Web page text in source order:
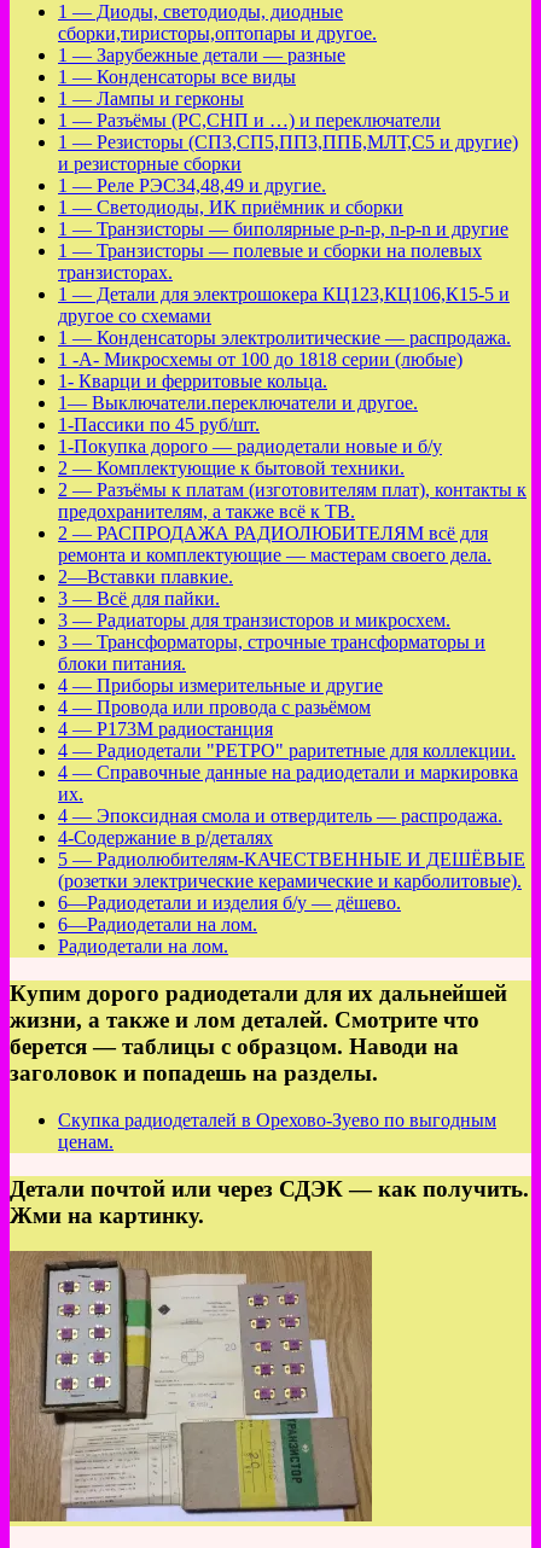
1 — Диоды, светодиоды, диодные
сборки,тиристоры,оптопары и другое.
1 — Зарубежные детали — разные
1 — Конденсаторы все виды
1 — Лампы и герконы
1 — Разъёмы (РС,СНП и …) и переключатели
1 — Резисторы (СП3,СП5,ПП3,ППБ,МЛТ,С5 и другие)
и резисторные сборки
1 — Реле РЭС34,48,49 и другие.
1 — Светодиоды, ИК приёмник и сборки
1 — Транзисторы — биполярные p-n-p, n-p-n и другие
1 — Транзисторы — полевые и сборки на полевых
транзисторах.
1 — Детали для электрошокера КЦ123,КЦ106,К15-5 и
другое со схемами
1 — Конденсаторы электролитические — распродажа.
1 -А- Микросхемы от 100 до 1818 серии (любые)
1- Кварци и ферритовые кольца.
1— Выключатели.переключатели и другое.
1-Пассики по 45 руб/шт.
1-Покупка дорого — радиодетали новые и б/у
2 — Комплектующие к бытовой техники.
2 — Разъёмы к платам (изготовителям плат), контакты к
предохранителям, а также всё к ТВ.
2 — РАСПРОДАЖА РАДИОЛЮБИТЕЛЯМ всё для
ремонта и комплектующие — мастерам своего дела.
2—Вставки плавкие.
3 — Всё для пайки.
3 — Радиаторы для транзисторов и микросхем.
3 — Трансформаторы, строчные трансформаторы и
блоки питания.
4 — Приборы измерительные и другие
4 — Провода или провода с разьёмом
4 — Р173М радиостанция
4 — Радиодетали "РЕТРО" раритетные для коллекции.
4 — Справочные данные на радиодетали и маркировка
их.
4 — Эпоксидная смола и отвердитель — распродажа.
4-Содержание в р/деталях
5 — Радиолюбителям-КАЧЕСТВЕННЫЕ И ДЕШЁВЫЕ
(розетки электрические керамические и карболитовые).
6—Радиодетали и изделия б/у — дёшево.
6—Радиодетали на лом.
Радиодетали на лом.
Купим дорого радиодетали для их дальнейшей
жизни, а также и лом деталей. Смотрите что
берется — таблицы с образцом. Наводи на
заголовок и попадешь на разделы.
Скупка радиодеталей в Орехово-Зуево по выгодным
ценам.
Детали почтой или через СДЭК — как получить.
Жми на картинку.